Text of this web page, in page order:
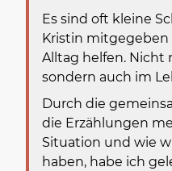
Es sind oft kleine
Kristin mitgegeben
Alltag helfen. Nicht
sondern auch im
Durch die
die Erzählungen
Situation und wie
haben, habe ich